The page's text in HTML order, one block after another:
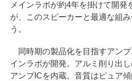
メインラボが約4年を掛けて開発
が、このスピーカーと最適な組
う。
同時期の製品化を目指すアンプ
インラボが開発。アルミ削り出
アンプICを内蔵。音質はピュア